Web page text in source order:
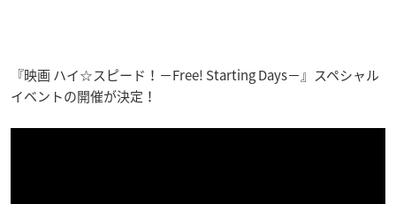
『映画 ハイ☆スピード！－Free! Starting Days－』スペシャル
イベントの開催が決定！